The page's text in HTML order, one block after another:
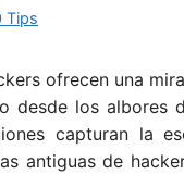
Tips
ofrecen una
desde los
capturan la
antiguas de